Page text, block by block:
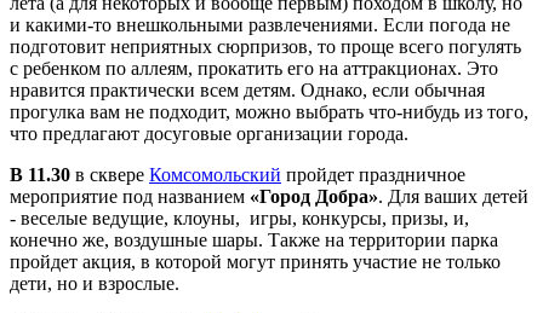
и какими-то внешкольными развлечениями. Если погода не
подготовит неприятных сюрпризов, то проще всего погулять
с ребенком по аллеям, прокатить его на аттракционах. Это
нравится практически всем детям. Однако, если обычная
прогулка вам не подходит, можно выбрать что-нибудь из того,
что предлагают досуговые организации города.
В 11.30 в сквере Комсомольский пройдет праздничное
мероприятие под названием «Город Добра». Для ваших детей
- веселые ведущие, клоуны, игры, конкурсы, призы, и,
конечно же, воздушные шары. Также на территории парка
пройдет акция, в которой могут принять участие не только
дети, но и взрослые.